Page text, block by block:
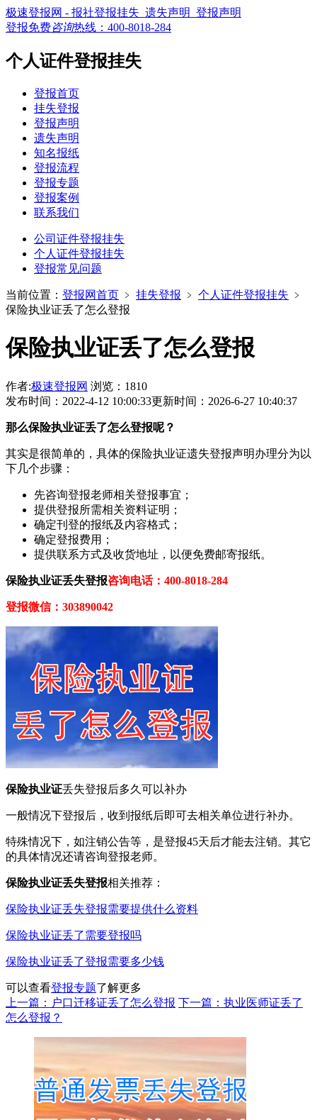
极速登报网 - 报社登报挂失_遗失声明_登报声明
登报免费咨询热线： 400-8018-284
个人证件登报挂失
登报首页
挂失登报
登报声明
遗失声明
知名报纸
登报流程
登报专题
登报案例
联系我们
公司证件登报挂失
个人证件登报挂失
登报常见问题
当前位置： 登报网首页 ﹥ 挂失登报 ﹥ 个人证件登报挂失 ﹥
保险执业证丢了怎么登报
保险执业证丢了怎么登报
作者:极速登报网 浏览：1810
发布时间：2022-4-12 10:00:33更新时间：2026-6-27 10:40:37
那么保险执业证丢了怎么登报呢？
其实是很简单的，具体的保险执业证遗失登报声明办理分为以
下几个步骤：
先咨询登报老师相关登报事宜；
提供登报所需相关资料证明；
确定刊登的报纸及内容格式；
确定登报费用；
提供联系方式及收货地址，以便免费邮寄报纸。
保险执业证丢失登报咨询电话：400-8018-284
登报微信：303890042
保险执业证丢失登报后多久可以补办
一般情况下登报后，收到报纸后即可去相关单位进行补办。
特殊情况下，如注销公告等，是登报45天后才能去注销。其它
的具体情况还请咨询登报老师。
保险执业证丢失登报相关推荐：
保险执业证丢失登报需要提供什么资料
保险执业证丢了需要登报吗
保险执业证丢了登报需要多少钱
可以查看登报专题了解更多
上一篇：户口迁移证丢了怎么登报 下一篇：执业医师证丢了
怎么登报？